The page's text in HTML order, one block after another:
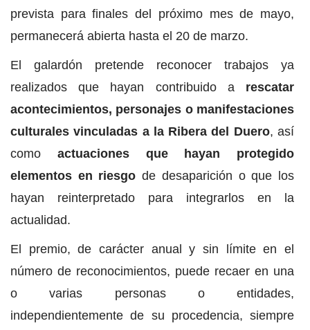
prevista para finales del próximo mes de mayo,
permanecerá abierta hasta el 20 de marzo.
El galardón pretende reconocer trabajos ya
realizados que hayan contribuido a rescatar
acontecimientos, personajes o manifestaciones
culturales vinculadas a la Ribera del Duero, así
como actuaciones que hayan protegido
elementos en riesgo de desaparición o que los
hayan reinterpretado para integrarlos en la
actualidad.
El premio, de carácter anual y sin límite en el
número de reconocimientos, puede recaer en una
o varias personas o entidades,
independientemente de su procedencia, siempre